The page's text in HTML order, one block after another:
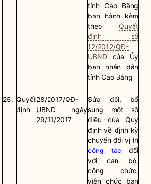
tỉnh Cao Bằng
ban hành kèm
theo Quyết
định số
12/2012/QĐ-
UBND của Ủy
ban nhân dân
tỉnh Cao Bằng
25. Quyết
định
28/2017/QĐ-
UBND ngày
29/11/2017
Sửa đổi, bổ
sung một số
điều của Quy
định về định kỳ
chuyển đổi vị trí
công tác đối
với cán bộ,
công chức,
viên chức ban